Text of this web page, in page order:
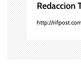
n
t
r
Redaccion
http://